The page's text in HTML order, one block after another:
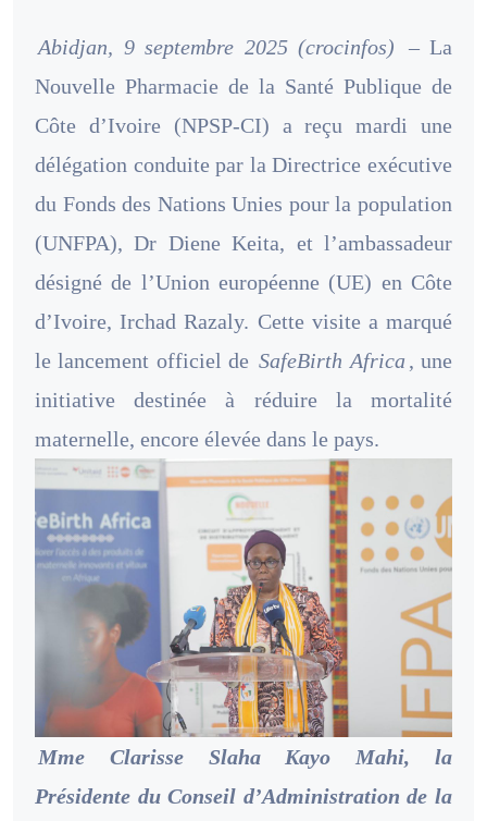
Abidjan, 9 septembre 2025 (crocinfos)
– La
Nouvelle Pharmacie de la Santé Publique de
Côte d’Ivoire (NPSP-CI) a reçu mardi une
délégation conduite par la Directrice exécutive
du Fonds des Nations Unies pour la population
(UNFPA), Dr Diene Keita, et l’ambassadeur
désigné de l’Union européenne (UE) en Côte
d’Ivoire, Irchad Razaly. Cette visite a marqué
le lancement officiel de SafeBirth Africa , une
initiative destinée à réduire la mortalité
maternelle, encore élevée dans le pays.
Mme Clarisse Slaha Kayo Mahi, la
Présidente du Conseil d’Administration de la